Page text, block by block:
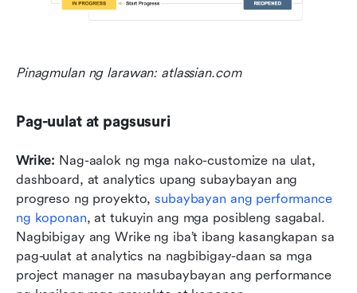
Pinagmulan ng larawan: atlassian.com
Pag-uulat at pagsusuri
Wrike: Nag-aalok ng mga nako-customize na ulat,
dashboard, at analytics upang subaybayan ang
progreso ng proyekto, subaybayan ang performance
ng koponan, at tukuyin ang mga posibleng sagabal.
Nagbibigay ang Wrike ng iba’t ibang kasangkapan sa
pag-uulat at analytics na nagbibigay-daan sa mga
project manager na masubaybayan ang performance